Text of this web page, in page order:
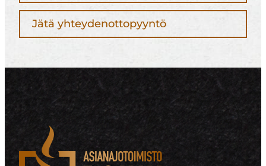
Jätä yhteydenottopyyntö